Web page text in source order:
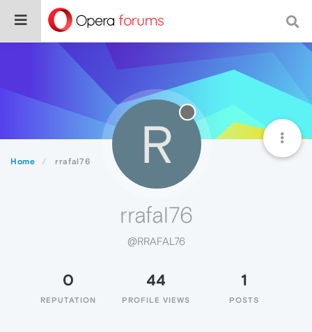
Home rrafal76 R
rrafal76
@RRAFAL76
0
REPUTATION
44
PROFILE VIEWS
1
POSTS